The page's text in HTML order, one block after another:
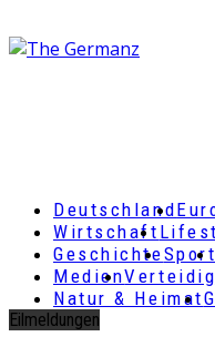
Deutschland
Wirtschaft
GeschichteSport
Medien
Natur & Heimat
Eilmeldungen